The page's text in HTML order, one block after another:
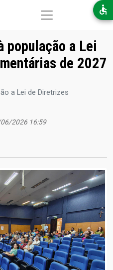
Pular para o conteúdo principal
população a Lei
de 2027
a Lei de Diretrizes
2026 16:59